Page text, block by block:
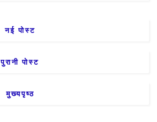
नई पोस्ट
पुरानी पोस्ट
मुख्यपृष्ठ